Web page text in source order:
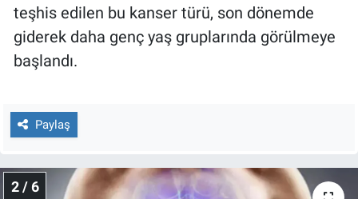
teşhis edilen bu kanser türü, son dönemde
giderek daha genç yaş gruplarında görülmeye
başlandı.
Paylaş
2 / 6
Popüler
Programlar
Teknoloji